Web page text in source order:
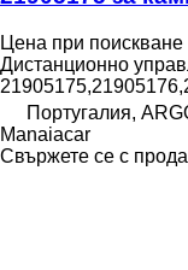
Цена при поискване
Дистанционно
Португалия,
Manaiacar
Свържете се с